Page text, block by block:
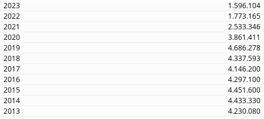
1.596.104
1.773.165
2.533.346
3.861.411
4.686.278
4.337.593
4.146.200
4.297.100
4.451.600
4.433.330
4.230.080